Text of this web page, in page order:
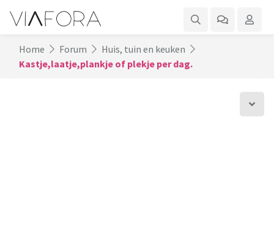
Home Forum
Huis, tuin en keuken
Kastje,laatje,plankje of plekje per dag.